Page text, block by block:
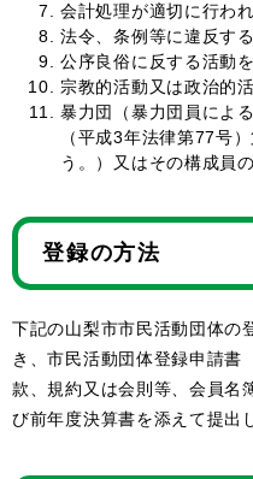
会計処理が適切に行わ
法令、条例等に違反す
公序良俗に反する活動
宗教的活動又は政治的
暴力団（暴力団員によ
（平成3年法律第77号
う。）又はその構成員
登録の方法
下記の山梨市市民活動団体の
き、市民活動団体登録申請書
款、規約又は会則等、会員名
び前年度決算書を添えて提出